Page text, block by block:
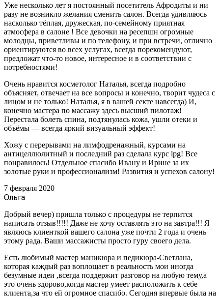
Уже несколько лет я постоянный посетитель Афродиты и ни
разу не возникло желания сменить салон. Всегда удивляюсь
насколько тёплая, дружеская, по-семейному приятная
атмосфера в салоне ! Все девочки на ресепшн огромные
молодцы, приветливы и по телефону, и при встречи, отлично
ориентируются во всех услугах, всегда порекомендуют,
предложат что-то новое, интересное и в соответствии с
потребностями!
Очень нравится косметолог Наталья, всегда подробно
объясняет, отвечает на все вопросы и конечно, творит чудеса с
лицом и не только! Наталья, я в вашей секте навсегда) И,
конечно мастера по массажу здесь высший пилотаж!
Перестала болеть спина, подтянулась кожа, ушли отеки и
объёмы — всегда яркий визуальный эффект!
Хожу с перерывами на лимфодренажный, курсами на
антицеллюлитный и последний раз сделала курс lpg! Все
понравилось! Отдельное спасибо Ивану и Ирине за их
золотые руки и профессионализм! Развития и успехов салону!
7 февраля 2020
Ольга
Добрый вечер) пришла только с процедуры не терпится
написать отзыв!!!!! Даже не хочу оставлять это на завтра!!! Я
являюсь клиенткой вашего салона уже почти 2 года и очень
этому рада. Ваши массажисты просто гуру своего дела.
Есть любимый мастер маникюра и педикюра-Светлана,
которая каждый раз воплощает в реальность мои иногда
безумные идеи ,всегда поддержит разговор на любую тему,а
это очень здорово,когда мастер умеет расположить к себе
клиента,за что ей огромное спасибо. Сегодня впервые была на